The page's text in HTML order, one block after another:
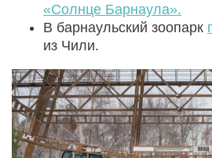
«Солнце Барнаула».
В барнаульский зоопарк
из Чили.